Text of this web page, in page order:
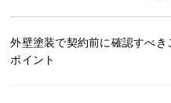
外壁塗装で契約前に確認すべ
ポイント